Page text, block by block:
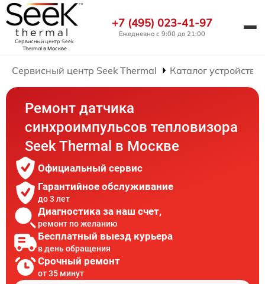
Сервисный центр Seek
Thermalв Москве
+7 (495) 023-41-97
Ежедневно с 9:00 до 21:00
Сервисный центр Seek Thermal Каталог устройств
Ремонт датчика
синхроимпульсов тепловизора
Seek Thermal в Москве
Официальный сервис
Гарантийное обслуживание
до 3 лет
Диагностика за наш счет,
ремонт по желанию
Бесплатный выезд курьера
в день обращения
Срочный ремонт
от 35 минут